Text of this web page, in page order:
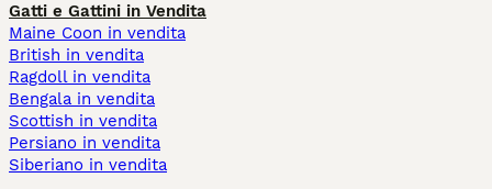
Gatti e Gattini in Vendita
Maine Coon in vendita
British in vendita
Ragdoll in vendita
Bengala in vendita
Scottish in vendita
Persiano in vendita
Siberiano in vendita